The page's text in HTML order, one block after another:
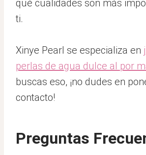
qué cualidades son más
ti.
Xinye Pearl se especializa en
perlas de agua dulce al por
buscas eso, ¡no dudes en
contacto!
Preguntas